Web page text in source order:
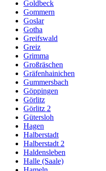
Goldbeck
Gommern
Goslar
Gotha
Greifswald
Greiz
Grimma
Großräschen
Gräfenhainichen
Gummersbach
Göppingen
Görlitz
Görlitz 2
Gütersloh
Hagen
Halberstadt
Halberstadt 2
Haldensleben
Halle (Saale)